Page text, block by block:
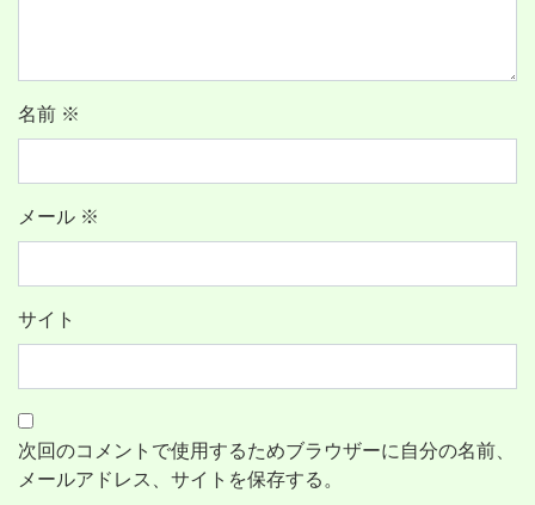
名前 ※
メール ※
サイト
次回のコメントで使用するためブラウザーに自分の名前、
メールアドレス、サイトを保存する。